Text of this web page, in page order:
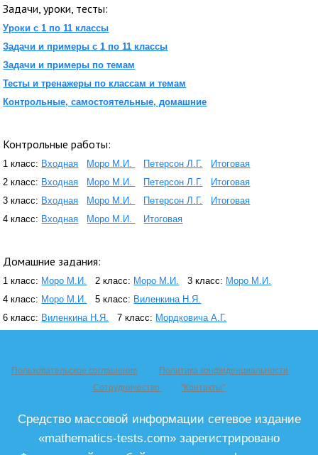
Задачи, уроки, тесты:
Уроки с 1 по 11 классы
Задачи и примеры с 1 по 11 классы
Задачи и примеры по темам
Тесты и тренажеры по классам и темам
Контрольные, самостоятельные, домашние
Контрольные работы:
1 класс: Входная Моро М.И. Петерсон Л.Г.
Итоговая
2 класс: Входная Моро М.И. Петерсон Л.Г.
Итоговая
3 класс: Входная Моро М.И. Петерсон Л.Г.
Итоговая
4 класс: Входная Моро М.И. Итоговая
Домашние задания:
1 класс: Моро М.И. 2 класс: Моро М.И. 3 класс: Моро М.И.
4 класс: Моро М.И. 5 класс: Виленкина Н.Я.
6 класс: Виленкина Н.Я. 7 класс: Мордковича А.Г.
Пользовательское соглашение
Политика конфиденциальности
Сотрудничество
"Контакты"
Средство массовой информации сетевое издание
«mathematics-tests.com» зарегистрировано